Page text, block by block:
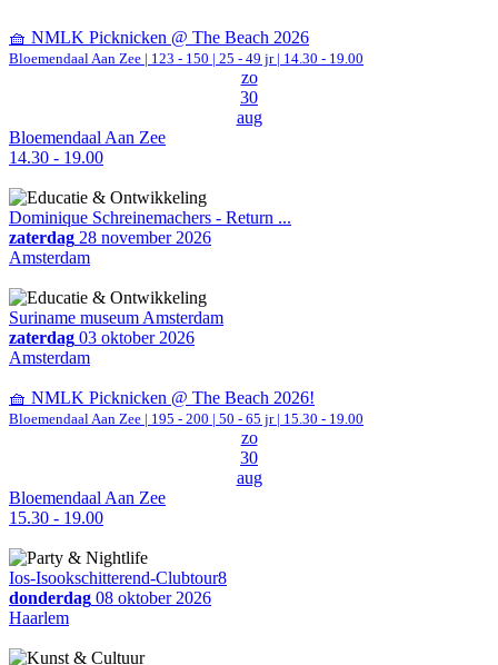
🧺 NMLK Picknicken @ The Beach 2026
Bloemendaal Aan Zee | 123 - 150 | 25 - 49 jr | 14.30 - 19.00
zo
30
aug
Bloemendaal Aan Zee
14.30 - 19.00
Dominique Schreinemachers - Return ...
zaterdag 28 november 2026
Amsterdam
Suriname museum Amsterdam
zaterdag 03 oktober 2026
Amsterdam
🧺 NMLK Picknicken @ The Beach 2026!
Bloemendaal Aan Zee | 195 - 200 | 50 - 65 jr | 15.30 - 19.00
zo
30
aug
Bloemendaal Aan Zee
15.30 - 19.00
Ios-Isookschitterend-Clubtour8
donderdag 08 oktober 2026
Haarlem